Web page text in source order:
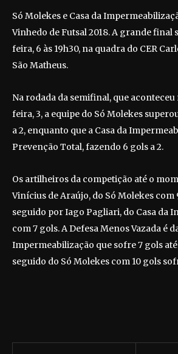
Só Molekes e Casa da
Vinhedo de Futsal 2018. A grande final
feira, 6 às 19h30, na quadra do CER
São Matheus.
Na rodada da semifinal, que
feira, 3, a equipe do Só Molekes
a 2, enquanto que a Casa da
Prevenção Total, fazendo 6 gols a 2.
Os artilheiros da competição até o
Vinícius de Araújo, do Só Molekes com
seguido por Iago Pagliari, do Casa da
com 7 gols. A Defesa Menos Vazada é
Impermeabilização que sofre 7 gols
seguido do Só Molekes com 10 gols